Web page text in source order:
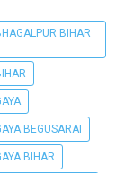
BIHAR
BEGUSARAI
BIHAR